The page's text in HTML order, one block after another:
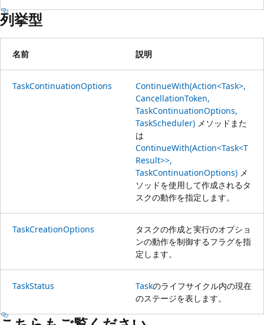
列挙型
名前 説明
TaskContinuationOptions
ContinueWith(Action<Task>,
CancellationToken,
TaskContinuationOptions,
TaskScheduler) メソッドまた
は
ContinueWith(Action<Task<T
Result>>,
TaskContinuationOptions) メ
ソッドを使用して作成されるタ
スクの動作を指定します。
TaskCreationOptions
タスクの作成と実行のオプショ
ンの動作を制御するフラグを指
定します。
TaskStatus Taskのライフサイクル内の現在
のステージを表します。